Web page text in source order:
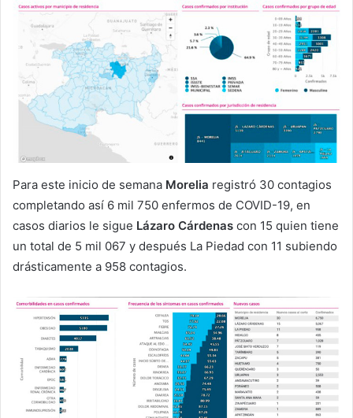
Para este inicio de semana Morelia registró 30 contagios
completando así 6 mil 750 enfermos de COVID-19, en
casos diarios le sigue Lázaro Cárdenas con 15 quien tiene
un total de 5 mil 067 y después La Piedad con 11 subiendo
drásticamente a 958 contagios.